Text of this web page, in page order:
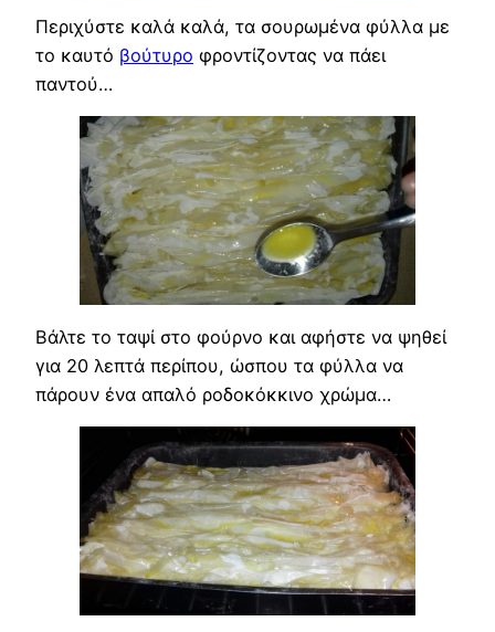
Περιχύστε καλά καλά, τα σουρωμένα φύλλα με
το καυτό βούτυρο φροντίζοντας να πάει
παντού…
Βάλτε το ταψί στο φούρνο και αφήστε να ψηθεί
για 20 λεπτά περίπου, ώσπου τα φύλλα να
πάρουν ένα απαλό ροδοκόκκινο χρώμα…